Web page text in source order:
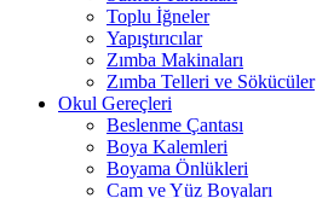
Toplu İğneler
Yapıştırıcılar
Zımba Makinaları
Zımba Telleri ve Sökücüler
Okul Gereçleri
Beslenme Çantası
Boya Kalemleri
Boyama Önlükleri
Cam ve Yüz Boyaları